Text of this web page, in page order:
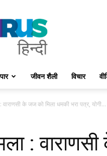
जीवन शैली विचार
: वाराणसी के जज को मिला धमकी भरा पत्र, योगी...
: